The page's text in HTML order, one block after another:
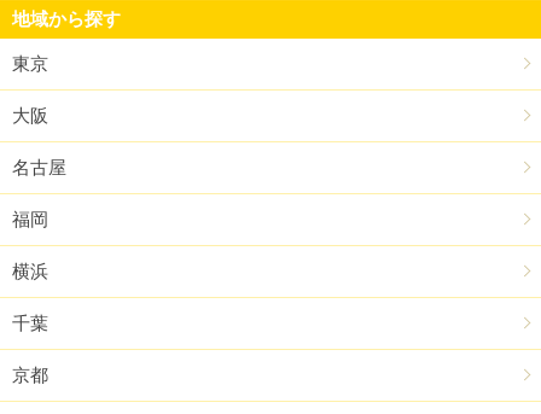
地域から探す
東京
大阪
名古屋
福岡
横浜
千葉
京都